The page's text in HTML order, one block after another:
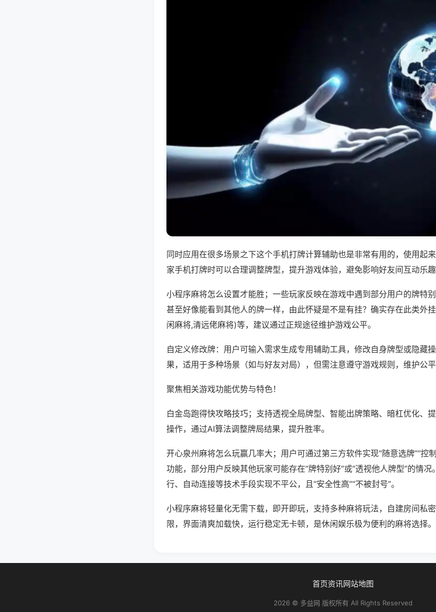
同时应用在很多场景之下这个手机打牌计算辅助也是非常有用的，使用起
家手机打牌时可以合理调整牌型，提升游戏体验，避免影响好友间互动乐趣
小程序麻将怎么设置才能胜；一些玩家反映在游戏中遇到部分用户的牌特别
甚至好像能看到其他人的牌一样，由此怀疑是不是有挂？确实存在此类外
闲麻将,清远佬麻将)等，建议通过正规途径维护游戏公平。
自定义修改牌：用户可输入需求生成专用辅助工具，修改自身牌型或隐藏
果，适用于多种场景（如与好友对局），但需注意遵守游戏规则，维护公平
聚焦相关游戏功能优势与特色！
白金岛跑得快攻略技巧；支持透视全局牌型、智能出牌策略、暗杠优化、
操作，通过AI算法调整牌局结果，提升胜率。
开心泉州麻将怎么玩赢几率大；用户可通过第三方软件实现“随意选牌”“控
功能，部分用户反映其他玩家可能存在“牌特别好”或“透视他人牌型”的情
行、自动连接等技术手段实现不平公，且“安全性高”“不被封号”。
小程序麻将轻量化无需下载，即开即玩，支持多种麻将玩法，自建房间私
限，界面清爽加载快，运行稳定无卡顿，是休闲娱乐极为便利的麻将选择。
首页资讯网站地图
2026 © 多益网 版权所有 All Rights Reserved